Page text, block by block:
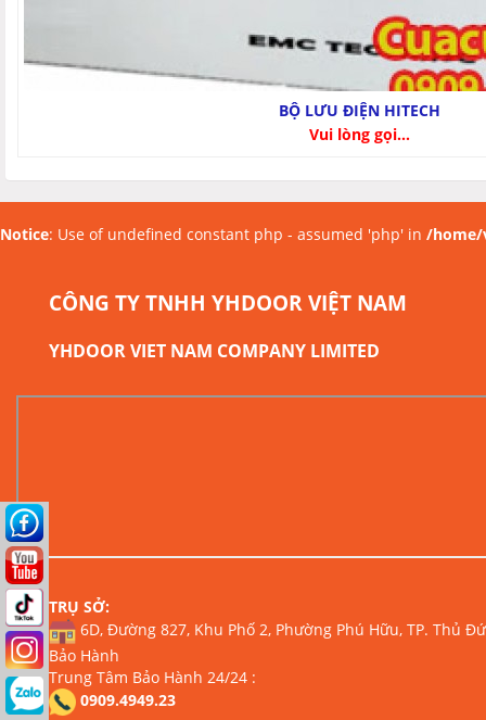
BỘ LƯU ĐIỆN HITECH
Vui lòng gọi...
Notice: Use of undefined constant php - assumed 'php' in /home/
CÔNG TY TNHH YHDOOR VIỆT NAM
YHDOOR VIET NAM COMPANY LIMITED
TRỤ SỞ:
6D, Đường 827, Khu Phố 2, Phường Phú Hữu, TP. Thủ
Bảo Hành
Trung Tâm Bảo Hành 24/24 :
0909.4949.23